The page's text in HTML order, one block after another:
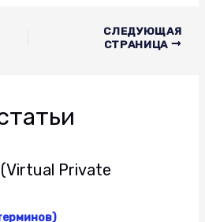
СЛЕДУЮЩАЯ
СТРАНИЦА
Private